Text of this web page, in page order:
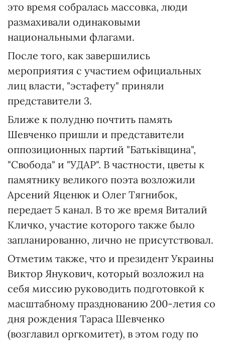
это время собралась массовка, люди
размахивали одинаковыми
национальными флагами.
После того, как завершились
мероприятия с участием официальных
лиц власти, "эстафету" приняли
представители 3.
Ближе к полудню почтить память
Шевченко пришли и представители
оппозиционных партий "Батьківщина",
"Свобода" и "УДАР". В частности, цветы к
памятнику великого поэта возложили
Арсений Яценюк и Олег Тягнибок,
передает 5 канал. В то же время Виталий
Кличко, участие которого также было
запланированно, лично не присутствовал.
Отметим также, что и президент Украины
Виктор Янукович, который возложил на
себя миссию руководить подготовкой к
масштабному празднованию 200-летия со
дня рождения Тараса Шевченко
(возглавил оргкомитет), в этом году по